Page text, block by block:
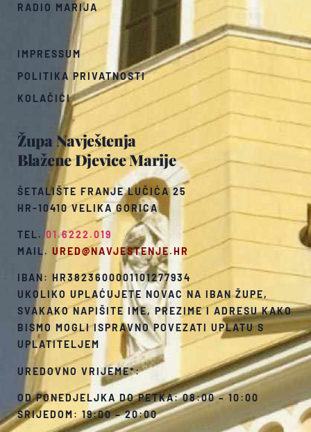
Župa Navještenja
Blažene Djevice Marije
ŠETALIŠTE FRANJE LUČIĆA 25
HR-10410 VELIKA GORICA
TEL.01.6222.019
MAIL. URED@NAVJESTENJE.HR
IBAN: HR3823600001101277934
UKOLIKO UPLAĆUJETE NOVAC NA IBAN ŽUPE,
SVAKAKO NAPIŠITE IME, PREZIME I ADRESU KAKO
BISMO MOGLI ISPRAVNO POVEZATI UPLATU S
UPLATITELJEM
UREDOVNO VRIJEME*:
OD PONEDJELJKA DO PETKA: 08:00 – 10:00
SRIJEDOM: 19:00 – 20:00
RADIO MARIJA
IMPRESSUM
POLITIKA PRIVATNOSTI
KOLAČIĆI